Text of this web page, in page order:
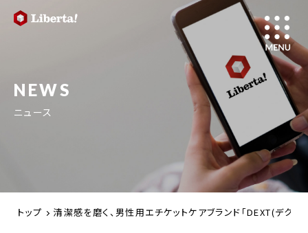
NEWS
ニュース
トップ 清潔感を磨く、男性用エチケットケアブランド「DEXT(デク